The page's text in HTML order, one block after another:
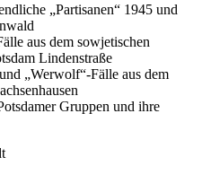
„Partisanen“ 1945 und
aus dem sowjetischen
Lindenstraße
„Werwolf“-Fälle aus dem
Gruppen und ihre